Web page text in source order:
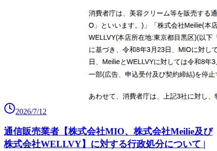
2026/7/12
通信販売業者【株式会社MIO、株式会社Meilie及び
株式会社WELLVY】に対する行政処分について |